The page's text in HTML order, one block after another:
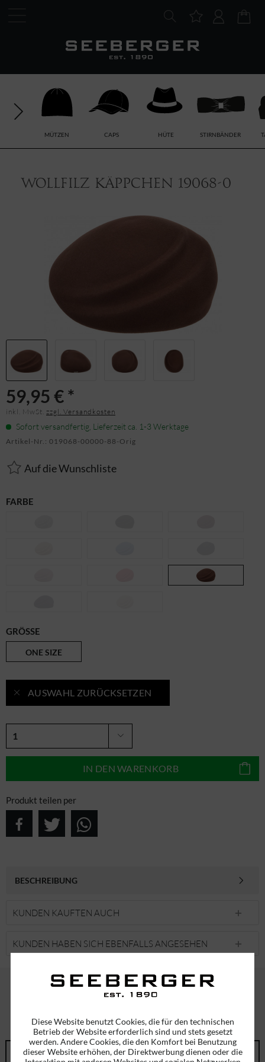
MÜTZEN CAPS HÜTE STIRNBÄNDER
Wollfilz Käppchen 19068-0
59,95 € *
inkl. MwSt. zzgl. Versandkosten
Sofort versandfertig, Lieferzeit ca. 1-3 Werktage
Artikel-Nr.: 019068-00000-88-Orig
Auf die Wunschliste
FARBE
GRÖSSE
ONE SIZE
AUSWAHL ZURÜCKSETZEN
IN DEN WARENKORB
Produkt teilen per
BESCHREIBUNG
KUNDEN KAUFTEN AUCH
KUNDEN HABEN SICH EBENFALLS ANGESEHEN
ERHALTEN SIE EINMALIG EINEN 5 EURO GUTSCHEIN
Diese Website benutzt Cookies, die für den technischen
Betrieb der Website erforderlich sind und stets gesetzt
werden. Andere Cookies, die den Komfort bei Benutzung
dieser Website erhöhen, der Direktwerbung dienen oder die